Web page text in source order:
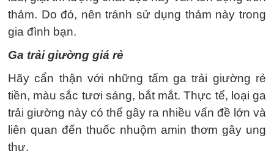
thảm. Do đó, nên tránh sử dụng thảm này trong
gia đình bạn.
Ga trải giường giá rẻ
Hãy cẩn thận với những tấm ga trải giường rẻ
tiền, màu sắc tươi sáng, bắt mắt. Thực tế, loại ga
trải giường này có thể gây ra nhiều vấn đề lớn và
liên quan đến thuốc nhuộm amin thơm gây ung
thư.